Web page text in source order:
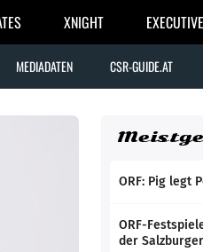
XNIGHT
MEDIADATEN CSR-GUIDE.AT
ORF: Pig legt
ORF-
der